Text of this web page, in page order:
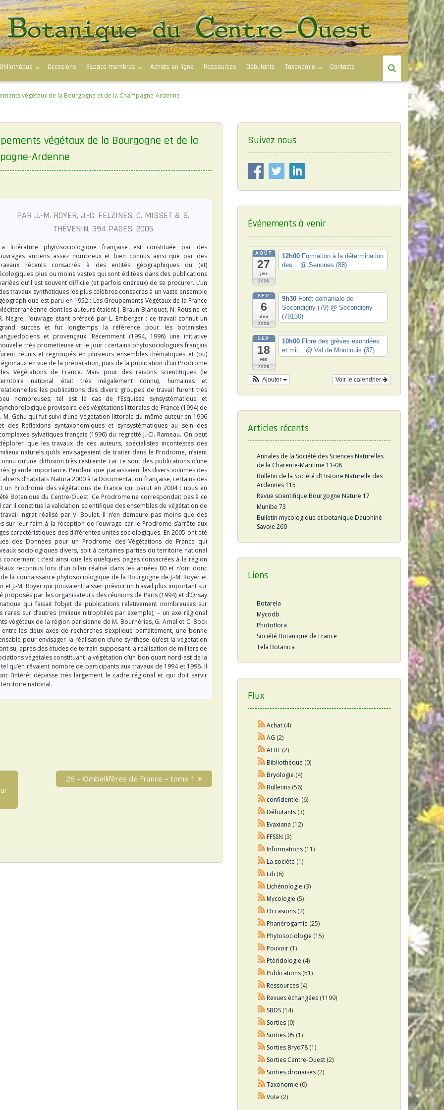
Occasions Espace membres Achats en ligne Ressources Débutants Taxonomie Contacts
végétaux de la Bourgogne et de la Champagne-Ardenne
végétaux de la Bourgogne et de la
Ardenne
PAR J.-M. ROYER, J.-C. FELZINES, C. MISSET & S.
THÉVENIN, 394 PAGES, 2005
littérature phytosociologique française est constituée par des
anciens assez nombreux et bien connus ainsi que par des
récents consacrés à des entités géographiques ou (et)
plus ou moins vastes qui sont éditées dans des publications
qu’il est souvent difficile (et parfois onéreux) de se procurer. L’un
travaux synthétiques les plus célèbres consacrés à un vaste ensemble
géographique est paru en 1952 : Les Groupements Végétaux de la France
dont les auteurs étaient J. Braun-Blanquet, N. Rousine et
Nègre, l’ouvrage étant préfacé par L. Emberger : ce travail connut un
grand succès et fut longtemps la référence pour les botanistes
et provençaux. Récemment (1994, 1996) une initiative
très prometteuse vit le jour : certains phytosociologues français
réunis et regroupés en plusieurs ensembles thématiques et (ou)
en vue de la préparation, puis de la publication d’un Prodrome
Végétations de France. Mais pour des raisons scientifiques (le
national était très inégalement connu), humaines et
les publications des divers groupes de travail furent très
nombreuses; tel est le cas de l’Esquisse synsystématique et
provisoire des végétations littorales de France (1994) de
M. Géhu qui fut suivi d’une Végétation littorale du même auteur en 1996
des Réflexions syntaxonomiques et synsystématiques au sein des
sylvatiques français (1996) du regretté J.-Cl. Rameau. On peut
que les travaux de ces auteurs, spécialistes incontestés des
naturels qu’ils envisageaient de traiter dans le Prodrome, n’aient
qu’une diffusion très restreinte car ce sont des publications d’une
grande importance. Pendant que paraissaient les divers volumes des
d’habitats Natura 2000 à la Documentation française, certains des
Prodrome des végétations de France qui parut en 2004 : nous en
Botanique du Centre-Ouest. Ce Prodrome ne correspondait pas à ce
il constitue la validation scientifique des ensembles de végétation de
ingrat réalisé par V. Boulet. Il n’en demeure pas moins que des
sur leur faim à la réception de l’ouvrage car le Prodrome s’arrête aux
caractéristiques des différentes unités sociologiques. En 2005 ont été
des Données pour un Prodrome des Végétations de France qui
sociologiques divers, soit à certaines parties du territoire national
: c’est ainsi que les quelques pages consacrées à la région
reconnus lors d’un bilan réalisé dans les années 80 et n’ont donc
la connaissance phytosociologique de la Bourgogne de J.-M. Royer et
et J.-M. Royer qui pouvaient laisser prévoir un travail plus important sur
proposés par les organisateurs des réunions de Paris (1994) et d’Orsay
qui faisait l’objet de publications relativement nombreuses sur
sur d’autres (milieux nitrophiles par exemple), – un axe régional
végétaux de la région parisienne de M. Bournérias, G. Arnal et C. Bock
les deux axes de recherches s’explique parfaitement, une bonne
pour envisager la réalisation d’une synthèse qu’est la végétation
ont su, après des études de terrain supposant la réalisation de milliers de
végétales constituant la végétation d’un bon quart nord-est de la
qu’en rêvaient nombre de participants aux travaux de 1994 et 1996. Il
l’intérêt dépasse très largement le cadre régional et qui doit servir
territoire national.
N
e
:
26 – Ombellifères de France – tome 1
Suivez nous
Événements à venir
AOÛT
27
jeu
2026
12h00 Formation à la détermination
des... @ Senones (88)
SEP
6
dim
2026
9h30 Forêt domaniale de
Secondigny (79) @ Secondigny
(79130)
SEP
18
ven
2026
10h00 Flore des grèves exondées
et mil... @ Val de Montlouis (37)
Voir le calendrier
Ajouter
Articles récents
Annales de la Société des Sciences Naturelles
de la Charente-Maritime 11-08
Bulletin de la Société d’Histoire Naturelle des
Ardennes 115
Revue scientifique Bourgogne Nature 17
Munibe 73
Bulletin mycologique et botanique Dauphiné-
Savoie 260
Liens
Botarela
Mycodb
Photoflora
Société Botanique de France
Tela Botanica
Flux
Achat (4)
AG (2)
ALBL (2)
Bibliothèque (0)
Bryologie (4)
Bulletins (56)
confidentiel (6)
Débutants (3)
Evaxiana (12)
FFSSN (3)
Informations (11)
La société (1)
Ldi (6)
Lichénologie (3)
Mycologie (5)
Occasions (2)
Phanérogamie (25)
Phytosociologie (15)
Pouvoir (1)
Ptéridologie (4)
Publications (51)
Ressources (4)
Revues échangées (1199)
SBDS (14)
Sorties (0)
Sorties 05 (1)
Sorties Bryo78 (1)
Sorties Centre-Ouest (2)
Sorties drouaises (2)
Taxonomie (0)
Vote (2)